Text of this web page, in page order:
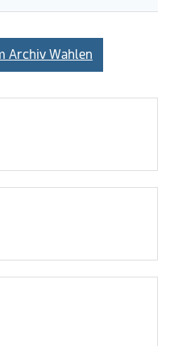
Archiv Wahlen